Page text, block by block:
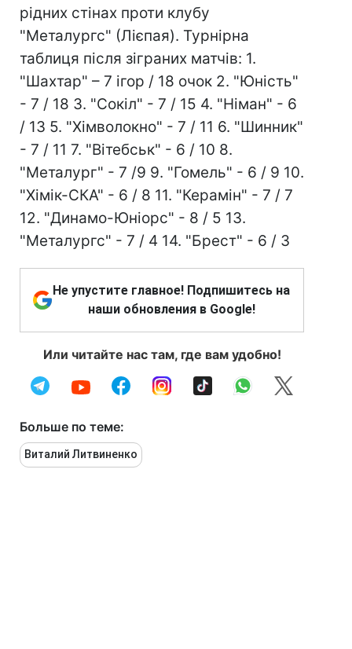
рідних стінах проти клубу
"Металургс" (Лієпая). Турнірна
таблиця після зіграних матчів: 1.
"Шахтар" – 7 ігор / 18 очок 2. "Юність"
- 7 / 18 3. "Сокіл" - 7 / 15 4. "Німан" - 6
/ 13 5. "Хімволокно" - 7 / 11 6. "Шинник"
- 7 / 11 7. "Вітебськ" - 6 / 10 8.
"Металург" - 7 /9 9. "Гомель" - 6 / 9 10.
"Хімік-СКА" - 6 / 8 11. "Керамін" - 7 / 7
12. "Динамо-Юніорс" - 8 / 5 13.
"Металургс" - 7 / 4 14. "Брест" - 6 / 3
Не упустите главное! Подпишитесь на
наши обновления в Google!
Или читайте нас там, где вам удобно!
Больше по теме:
Виталий Литвиненко